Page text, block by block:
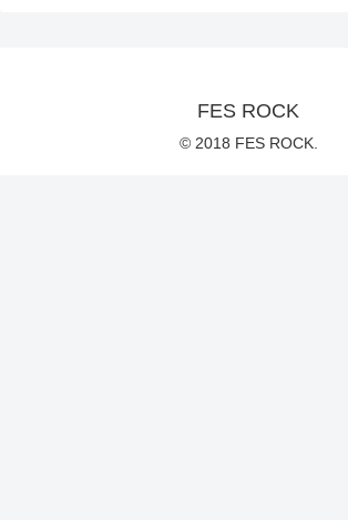
FES ROCK
© 2018 FES ROCK.